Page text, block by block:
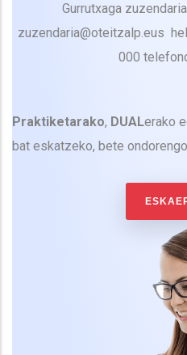
Gurrutxaga
zuzendaria@oteitzalp.eus
000
Praktiketarako, DUALerako
bat eskatzeko, bete